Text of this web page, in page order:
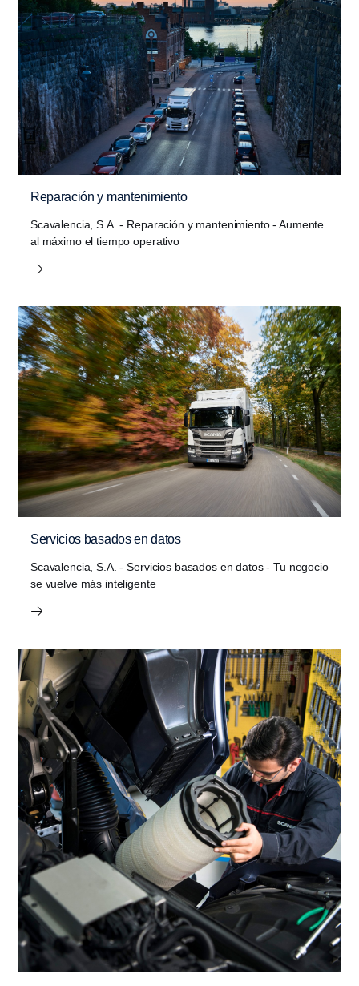
Reparación y mantenimiento
Scavalencia, S.A. - Reparación y mantenimiento - Aumente
al máximo el tiempo opera­tivo
Servicios basados en datos
Scavalencia, S.A. - Servicios basados en datos - Tu negocio
se vuelve más inteli­gente